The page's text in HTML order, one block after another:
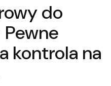
do
kontrola na